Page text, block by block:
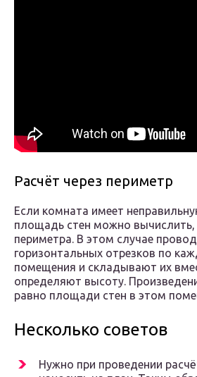
Расчёт через периметр
Если комната имеет
площадь стен можно вычислить,
периметра. В этом случае
горизонтальных отрезков по
помещения и складывают их
определяют высоту.
равно площади стен в этом
Несколько советов
Нужно при проведении